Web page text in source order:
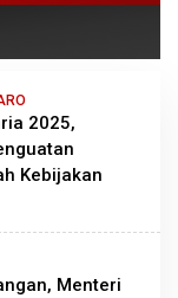
2025,
Kebijakan
Menteri